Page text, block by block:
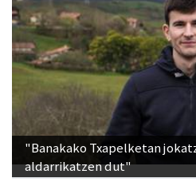
"Banakako Txapelketan
aldarrikatzen dut"